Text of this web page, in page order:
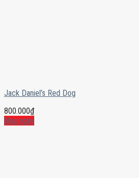
Jack Daniel’s Red Dog
800.000₫
Mua ngay